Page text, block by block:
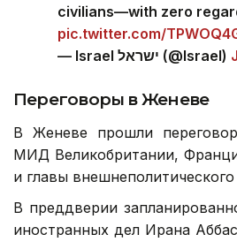
civilians—with zero
pic.twitter.com/
— Israel ישראל (@Israel)
Переговоры в Женеве
В Женеве прошли
МИД Великобритании,
и главы
В преддверии
иностранных дел Ирана